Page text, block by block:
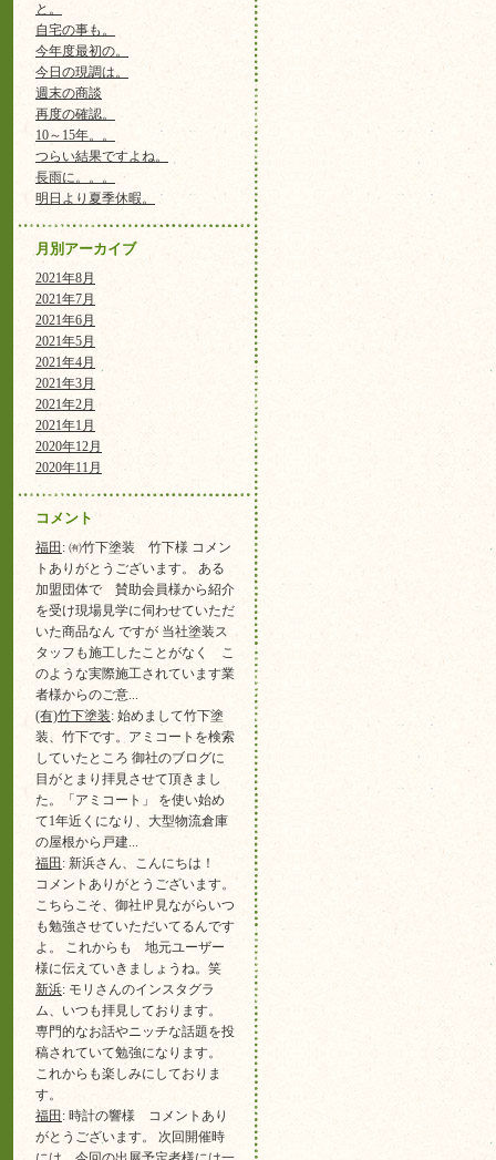
と。
自宅の事も。
今年度最初の。
今日の現調は。
週末の商談
再度の確認。
10～15年。。
つらい結果ですよね。
長雨に。。。
明日より夏季休暇。
月別アーカイブ
2021年8月
2021年7月
2021年6月
2021年5月
2021年4月
2021年3月
2021年2月
2021年1月
2020年12月
2020年11月
コメント
福田 : ㈲竹下塗装 竹下様 コメン
トありがとうございます。 ある
加盟団体で 賛助会員様から紹介
を受け現場見学に伺わせていただ
いた商品なん ですが 当社塗装ス
タッフも施工したことがなく こ
のような実際施工されています業
者様からのご意...
(有)竹下塗装: 始めまして竹下塗
装、竹下です。アミコートを検索
していたところ 御社のブログに
目がとまり拝見させて頂きまし
た。「アミコート」 を使い始め
て1年近くになり、大型物流倉庫
の屋根から戸建...
福田 : 新浜さん、こんにちは！
コメントありがとうございます。
こちらこそ、御社㏋見ながらいつ
も勉強させていただいてるんです
よ。 これからも 地元ユーザー
様に伝えていきましょうね。笑
新浜: モリさんのインスタグラ
ム、いつも拝見しております。
専門的なお話やニッチな話題を投
稿されていて勉強になります。
これからも楽しみにしておりま
す。
福田 : 時計の響様 コメントあり
がとうございます。 次回開催時